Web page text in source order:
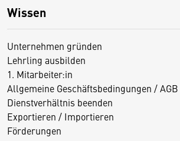
Wissen
Unternehmen gründen
Lehrling ausbilden
1. Mitarbeiter:in
Allgemeine Geschäftsbedingungen / AGB
Dienstverhältnis beenden
Exportieren / Importieren
Förderungen